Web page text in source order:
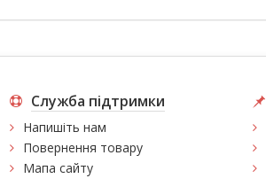
Служба підтримки
Напишіть нам
Повернення товару
Мапа сайту